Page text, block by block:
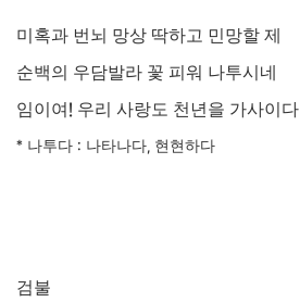
미혹과 번뇌 망상 딱하고 민망할 제
순백의 우담발라 꽃 피워 나투시네
임이여 ! 우리 사랑도 천년을 가사이다
* 나투다 : 나타나다, 현현하다
검불